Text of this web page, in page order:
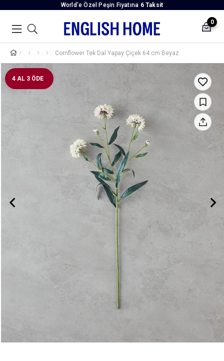
World’e Özel Peşin Fiyatına 6 Taksit
0
Cornflower Tek Dal Yapay Çiçek 64 cm Beyaz
4 AL 3 ÖDE